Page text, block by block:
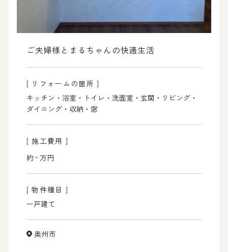
ご夫婦様とまるちゃんの快適生活
[ リフォームの箇所 ]
キッチン・浴室・トイレ・洗面室・玄関・リビング・
ダイニング・収納・窓
[ 施工費用 ]
約 - 万円
[ 物件種目 ]
一戸建て
奥州市